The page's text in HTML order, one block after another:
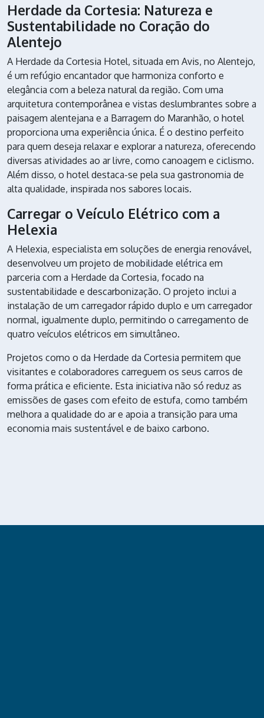
Herdade da Cortesia: Natureza e
Sustentabilidade no Coração do
Alentejo
A Herdade da Cortesia Hotel, situada em Avis, no Alentejo,
é um refúgio encantador que harmoniza conforto e
elegância com a beleza natural da região. Com uma
arquitetura contemporânea e vistas deslumbrantes sobre a
paisagem alentejana e a Barragem do Maranhão, o hotel
proporciona uma experiência única. É o destino perfeito
para quem deseja relaxar e explorar a natureza, oferecendo
diversas atividades ao ar livre, como canoagem e ciclismo.
Além disso, o hotel destaca-se pela sua gastronomia de
alta qualidade, inspirada nos sabores locais.
Carregar o Veículo Elétrico com a
Helexia
A Helexia, especialista em soluções de energia renovável,
desenvolveu um projeto de mobilidade elétrica em
parceria com a Herdade da Cortesia, focado na
sustentabilidade e descarbonização. O projeto inclui a
instalação de um carregador rápido duplo e um carregador
normal, igualmente duplo, permitindo o carregamento de
quatro veículos elétricos em simultâneo.
Projetos como o da Herdade da Cortesia permitem que
visitantes e colaboradores carreguem os seus carros de
forma prática e eficiente. Esta iniciativa não só reduz as
emissões de gases com efeito de estufa, como também
melhora a qualidade do ar e apoia a transição para uma
economia mais sustentável e de baixo carbono.